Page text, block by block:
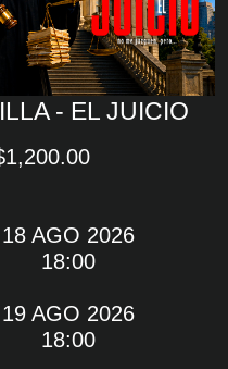
- EL JUICIO
18 AGO 2026
18:00
19 AGO 2026
18:00